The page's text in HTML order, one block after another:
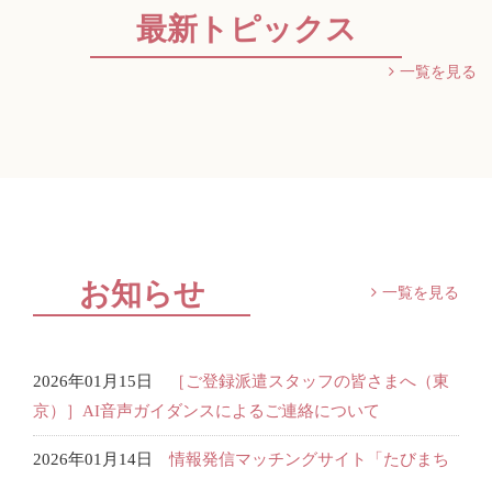
最新トピックス
一覧を見る
お知らせ 一覧を見る
2026年01月15日
［ご登録派遣スタッフの皆さまへ（東
京）］AI音声ガイダンスによるご連絡について
2026年01月14日
情報発信マッチングサイト「たびまち